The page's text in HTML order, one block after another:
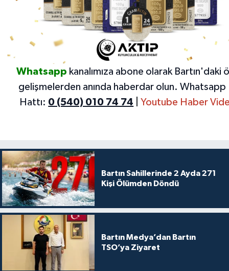
Whatsapp kanalımıza abone olarak Bartın'daki
gelişmelerden anında haberdar olun. Whatsapp
Hattı: 0 (540) 010 74 74 Youtube Haber
Bartın Sahillerinde 2 Ayda 271
Kişi Ölümden Döndü
Bartın Medya’dan Bartın
TSO’ya Ziyaret